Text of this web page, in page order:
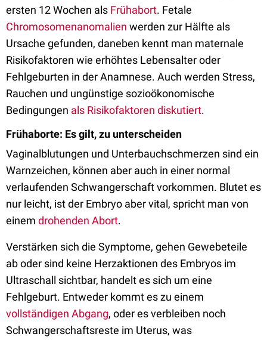
ersten 12 Wochen als Frühabort. Fetale
Chromosomenanomalien werden zur Hälfte als
Ursache gefunden, daneben kennt man maternale
Risikofaktoren wie erhöhtes Lebensalter oder
Fehlgeburten in der Anamnese. Auch werden Stress,
Rauchen und ungünstige sozioökonomische
Bedingungen als Risikofaktoren diskutiert.
Frühaborte: Es gilt, zu unterscheiden
Vaginalblutungen und Unterbauchschmerzen sind ein
Warnzeichen, können aber auch in einer normal
verlaufenden Schwangerschaft vorkommen. Blutet es
nur leicht, ist der Embryo aber vital, spricht man von
einem drohenden Abort.
Verstärken sich die Symptome, gehen Gewebeteile
ab oder sind keine Herzaktionen des Embryos im
Ultraschall sichtbar, handelt es sich um eine
Fehlgeburt. Entweder kommt es zu einem
vollständigen Abgang, oder es verbleiben noch
Schwangerschaftsreste im Uterus, was